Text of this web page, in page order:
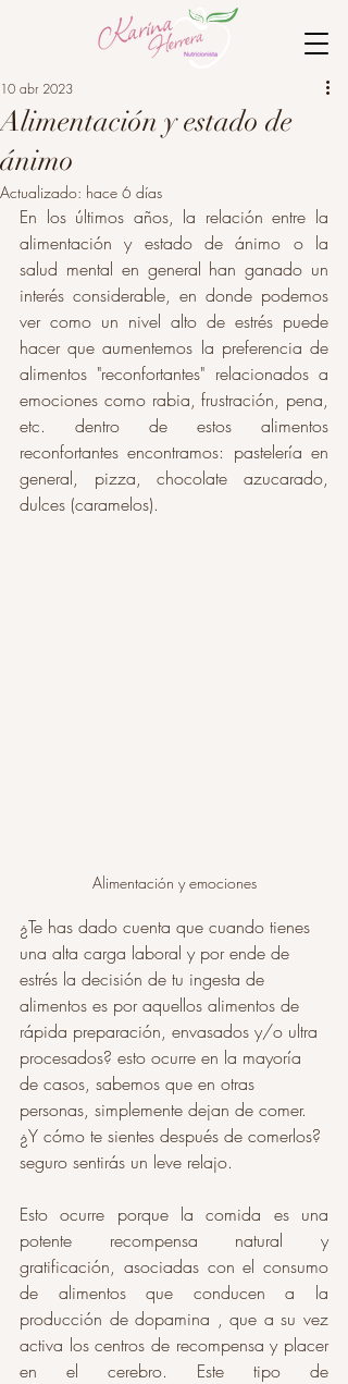
Alimentación y estado de
ánimo
10 abr 2023
Actualizado: hace 6 días
En los últimos años, la relación entre la
alimentación y estado de ánimo o la
salud mental en general han ganado un
interés considerable, en donde podemos
ver como un nivel alto de estrés puede
hacer que aumentemos la preferencia de
alimentos "reconfortantes" relacionados a
emociones como rabia, frustración, pena,
etc. dentro de estos alimentos
reconfortantes encontramos: pastelería en
general, pizza, chocolate azucarado,
dulces (caramelos).
Alimentación y emociones
¿Te has dado cuenta que cuando tienes
una alta carga laboral y por ende de
estrés la decisión de tu ingesta de
alimentos es por aquellos alimentos de
rápida preparación, envasados y/o ultra
procesados? esto ocurre en la mayoría
de casos, sabemos que en otras
personas, simplemente dejan de comer.
¿Y cómo te sientes después de comerlos?
seguro sentirás un leve relajo.
Esto ocurre porque la comida es una
potente recompensa natural y
gratificación, asociadas con el consumo
de alimentos que conducen a la
producción de dopamina , que a su vez
activa los centros de recompensa y placer
en el cerebro. Este tipo de